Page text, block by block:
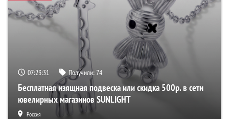
07:23:31 Получили:74
Бесплатная изящная подвеска или скидка 500р. в сети
ювелирных магазинов SUNLIGHT
Россия